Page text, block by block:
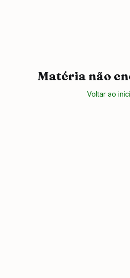
Matéria não
Voltar ao